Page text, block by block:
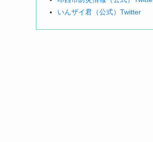
いんザイ君（公式）Twitter